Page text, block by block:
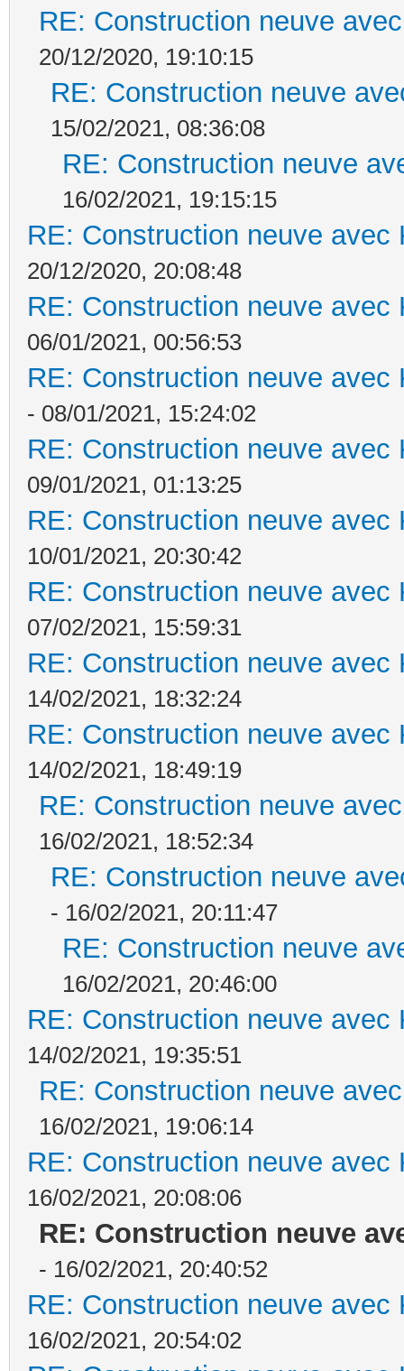
RE: Construction neuve
20/12/2020, 19:10:15
RE: Construction neuve
15/02/2021, 08:36:08
RE: Construction neuve
16/02/2021, 19:15:15
RE: Construction neuve avec
20/12/2020, 20:08:48
RE: Construction neuve avec
06/01/2021, 00:56:53
RE: Construction neuve avec
- 08/01/2021, 15:24:02
RE: Construction neuve avec
09/01/2021, 01:13:25
RE: Construction neuve avec
10/01/2021, 20:30:42
RE: Construction neuve avec
07/02/2021, 15:59:31
RE: Construction neuve avec
14/02/2021, 18:32:24
RE: Construction neuve avec
14/02/2021, 18:49:19
RE: Construction neuve
16/02/2021, 18:52:34
RE: Construction neuve
- 16/02/2021, 20:11:47
RE: Construction neuve
16/02/2021, 20:46:00
RE: Construction neuve avec
14/02/2021, 19:35:51
RE: Construction neuve
16/02/2021, 19:06:14
RE: Construction neuve avec
16/02/2021, 20:08:06
RE: Construction neuve
- 16/02/2021, 20:40:52
RE: Construction neuve avec
16/02/2021, 20:54:02